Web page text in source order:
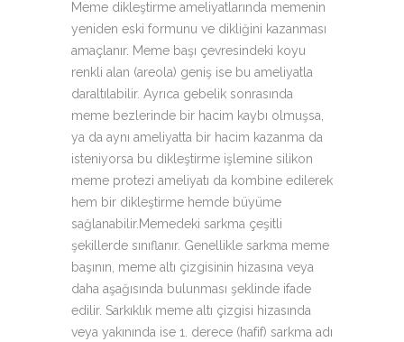
Meme dikleştirme ameliyatlarında memenin
yeniden eski formunu ve dikliğini kazanması
amaçlanır. Meme başı çevresindeki koyu
renkli alan (areola) geniş ise bu ameliyatla
daraltılabilir. Ayrıca gebelik sonrasında
meme bezlerinde bir hacim kaybı olmuşsa,
ya da aynı ameliyatta bir hacim kazanma da
isteniyorsa bu dikleştirme işlemine silikon
meme protezi ameliyatı da kombine edilerek
hem bir dikleştirme hemde büyüme
sağlanabilir.Memedeki sarkma çeşitli
şekillerde sınıflanır. Genellikle sarkma meme
başının, meme altı çizgisinin hizasına veya
daha aşağısında bulunması şeklinde ifade
edilir. Sarkıklık meme altı çizgisi hizasında
veya yakınında ise 1. derece (hafif) sarkma adı